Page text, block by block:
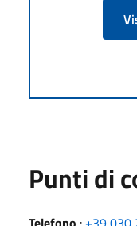
Punti di